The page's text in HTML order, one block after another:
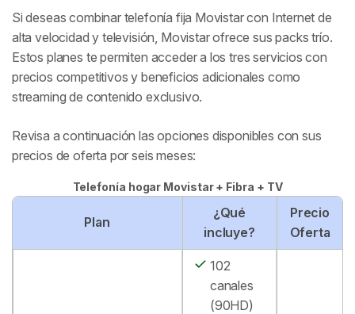
Si deseas combinar telefonía fija Movistar con Internet de
alta velocidad y televisión, Movistar ofrece sus packs trío.
Estos planes te permiten acceder a los tres servicios con
precios competitivos y beneficios adicionales como
streaming de contenido exclusivo.
Revisa a continuación las opciones disponibles con sus
precios de oferta por seis meses:
Telefonía hogar Movistar + Fibra + TV
Plan
¿Qué
incluye?
Precio
Oferta
102
canales
(90HD)